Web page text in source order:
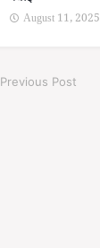
August 11, 2025
Previous Post